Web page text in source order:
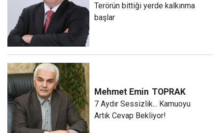
Terörün bittiği yerde kalkınma
başlar
Mehmet Emin TOPRAK
7 Aydır Sessizlik... Kamuoyu
Artık Cevap Bekliyor!